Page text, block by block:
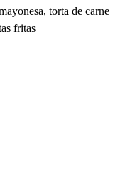
torta de carne
fritas